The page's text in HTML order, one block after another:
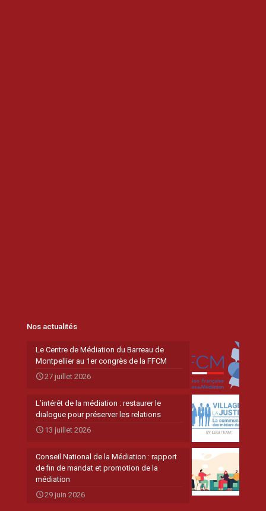
Nos actualités
Le Centre de Médiation du Barreau de
Montpellier au 1er congrès de la FFCM
27 juillet 2026
L’intérêt de la médiation : restaurer le
dialogue pour préserver les relations
13 juillet 2026
Conseil National de la Médiation : rapport
de fin de mandat et promotion de la
médiation
29 juin 2026